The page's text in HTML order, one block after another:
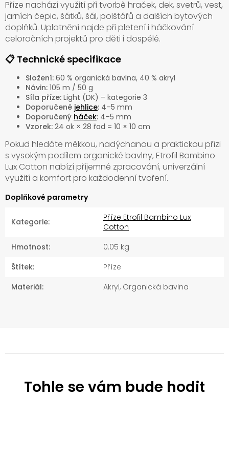
Příze nachází využití při tvorbě hraček, dek, svetrů, vest,
jarních čepic, šátků, šál, polštářů a dalších bytových
doplňků. Uplatnění najde při pletení i háčkování
celoročních projektů pro děti i dospělé.
📋 Technické specifikace
Složení: 60 % organická bavlna, 40 % akryl
Návin: 105 m / 50 g
Síla příze: Light (DK) – kategorie 3
Doporučené jehlice: 4–5 mm
Doporučený háček: 4–5 mm
Vzorek: 24 ok × 28 řad = 10 × 10 cm
Pokud hledáte měkkou, nadýchanou a praktickou přízi
s vysokým podílem organické bavlny, Etrofil Bambino
Lux Cotton nabízí příjemné zpracování, univerzální
využití a komfort pro každodenní tvoření.
Doplňkové parametry
Kategorie:
Příze Etrofil Bambino Lux
Cotton
Hmotnost:
0.05 kg
Štítek:
Příze
Materiál: Akryl, Organická bavlna